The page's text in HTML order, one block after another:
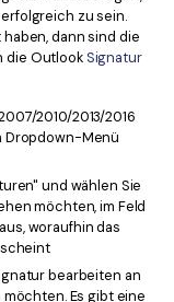
Vorlagen.
zu sein.
dann sind die
die Outlook Signatur
2010/2013/2016
Dropdown-Menü
und wählen Sie
möchten, im Feld
woraufhin das
bearbeiten an
Es gibt eine